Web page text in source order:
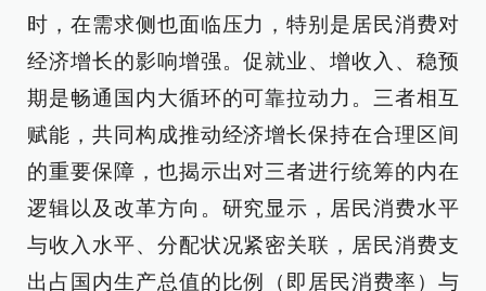
时，在需求侧也面临压力，特别是居民消费对
经济增长的影响增强。促就业、增收入、稳预
期是畅通国内大循环的可靠拉动力。三者相互
赋能，共同构成推动经济增长保持在合理区间
的重要保障，也揭示出对三者进行统筹的内在
逻辑以及改革方向。研究显示，居民消费水平
与收入水平、分配状况紧密关联，居民消费支
出占国内生产总值的比例（即居民消费率）与